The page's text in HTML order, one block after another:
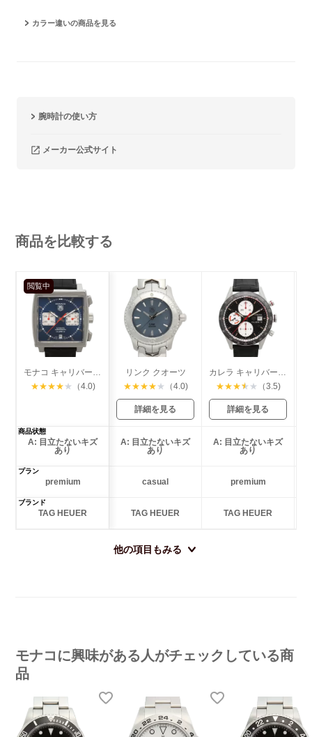
カラー違いの商品を見る
腕時計の使い方
メーカー公式サイト
商品を比較する
閲覧中
モナコ キャリバー12 クロノグラフ スティーブマックイーン
★★★★ ★ （4.0)
リンク クオーツ
★★★★ ★ （4.0)
詳細を見る
カレラ キャリバー16 クロノグラフ
★★★★ ★ （3.5)
詳細を見る
商品状態
A: 目立たないキズ
あり
A: 目立たないキズ
あり
A: 目立たないキズ
あり
プラン
premium casual premium
ブランド
TAG HEUER TAG HEUER TAG HEUER
他の項目もみる
モナコに興味がある人がチェックしている商
品